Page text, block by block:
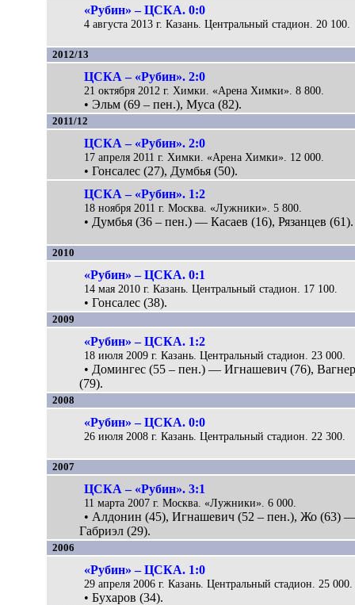
«Рубин» – ЦСКА. 0:0
4 августа 2013 г. Казань. Центральный стадион. 20 100.
2012/13
ЦСКА – «Рубин». 2:0
21 октября 2012 г. Химки. «Арена Химки». 8 800.
• Эльм (69 – пен.), Муса (82).
2011/12
ЦСКА – «Рубин». 2:0
17 апреля 2011 г. Химки. «Арена Химки». 12 000.
• Гонсалес (27), Думбья (50).
ЦСКА – «Рубин». 1:2
18 ноября 2011 г. Москва. «Лужники». 5 800.
• Думбья (36 – пен.) — Касаев (16), Рязанцев (61).
2010
«Рубин» – ЦСКА. 0:1
14 мая 2010 г. Казань. Центральный стадион. 17 100.
• Гонсалес (38).
2009
«Рубин» – ЦСКА. 1:2
18 июля 2009 г. Казань. Центральный стадион. 23 000.
• Домингес (55 – пен.) — Игнашевич (76),
(79).
2008
«Рубин» – ЦСКА. 0:0
26 июля 2008 г. Казань. Центральный стадион. 22 300.
2007
ЦСКА – «Рубин». 3:1
11 марта 2007 г. Москва. «Лужники». 6 000.
• Алдонин (45), Игнашевич (52 – пен.), Жо (63)
Габриэл (29).
2006
«Рубин» – ЦСКА. 1:0
29 апреля 2006 г. Казань. Центральный стадион. 25 000.
• Бухаров (34).